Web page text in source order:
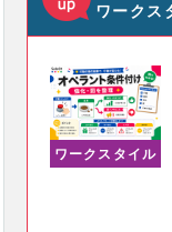
ワークス
ワークスタイル